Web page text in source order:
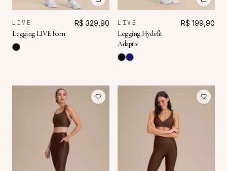
LIVE
Legging LIVE Icon
R$ 329,90 LIVE
Legging Hydefit
Adaptiv
R$ 199,90